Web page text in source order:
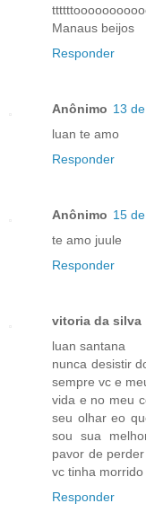
Manaus beijos
Responder
Anônimo 13
luan te amo
Responder
Anônimo 15
te amo juule
Responder
vitoria da silva
luan santana
nunca desistir
sempre vc e
vida e no meu
seu olhar eo
sou sua
pavor de
vc tinha morrido
Responder